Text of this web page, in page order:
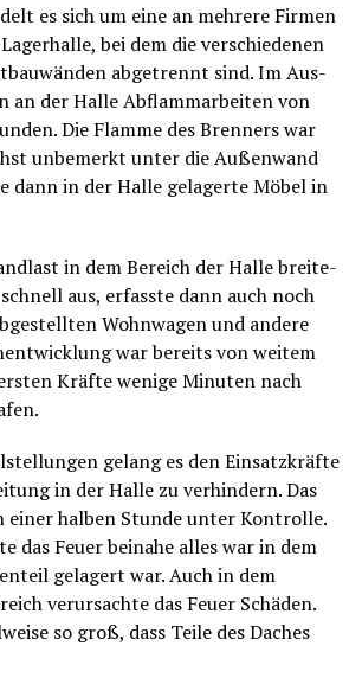
es sich um eine an meh­re­re Fir­men
bei dem die ver­schie­de­nen
abge­trennt sind. Im Aus­
an der Hal­le Abflamm­ar­bei­ten von
Die Flam­me des Bren­ners war
unbe­merkt unter die Außen­wand
dann in der Hal­le gela­ger­te Möbel in
in dem Bereich der Hal­le brei­te­
aus, erfass­te dann auch noch
Wohn­wa­gen und ande­re
war bereits von wei­tem
Kräf­te weni­ge Minu­ten nach
gelang es den Ein­satz­kräf­te
in der Hal­le zu ver­hin­dern. Das
einer hal­ben Stun­de unter Kon­trol­le.
das Feu­er bei­na­he alles war in dem
gela­gert war. Auch in dem
ver­ur­sach­te das Feu­er Schä­den.
so groß, dass Tei­le des Daches